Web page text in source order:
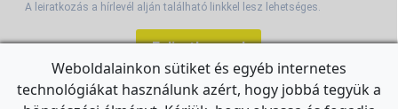
A leiratkozás a hírlevél alján található linkkel lesz lehetséges.
Feliratkozom!
Weboldalainkon sütiket és egyéb internetes
technológiákat használunk azért, hogy jobbá tegyük a